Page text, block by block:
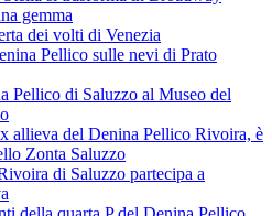
gemma
dei volti di Venezia
Pellico sulle nevi di Prato
Pellico di Saluzzo al Museo del
allieva del Denina Pellico Rivoira, è
Zonta Saluzzo
di Saluzzo partecipa a